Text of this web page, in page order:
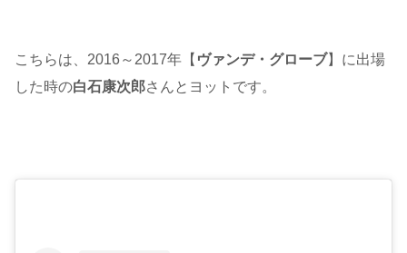
こちらは、2016～2017年【 ヴァンデ・グローブ】に出場
した時の白石康次郎さんとヨットです。